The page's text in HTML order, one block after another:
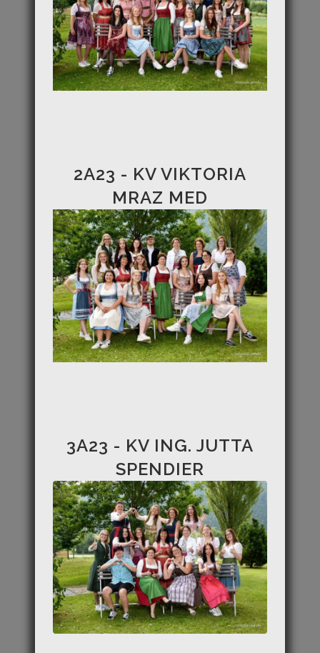
2A23 - KV VIKTORIA
MRAZ MED
3A23 - KV ING. JUTTA
SPENDIER